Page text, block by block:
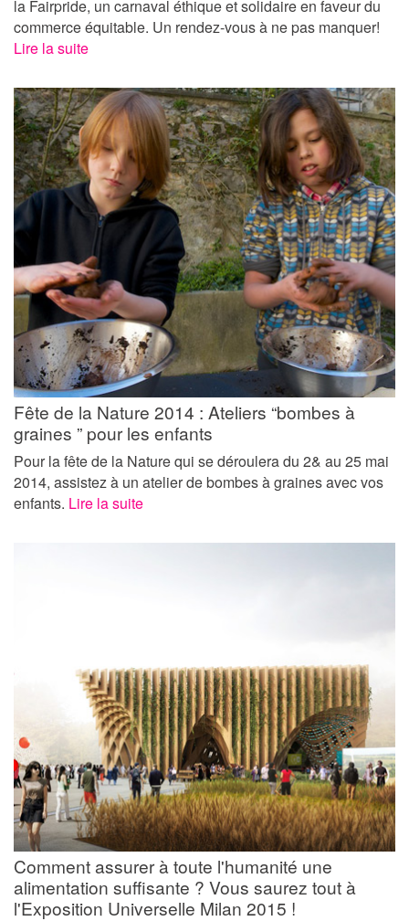
la Fairpride, un carnaval éthique et solidaire en faveur du
commerce équitable. Un rendez-vous à ne pas manquer!
Lire la suite
Fête de la Nature 2014 : Ateliers “bombes à
graines ” pour les enfants
Pour la fête de la Nature qui se déroulera du 2& au 25 mai
2014, assistez à un atelier de bombes à graines avec vos
enfants. Lire la suite
Comment assurer à toute l'humanité une
alimentation suffisante ? Vous saurez tout à
l'Exposition Universelle Milan 2015 !